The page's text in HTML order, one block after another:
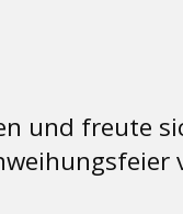
und freute